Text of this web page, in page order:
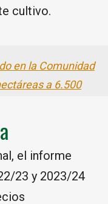
cultivo.
en la Comunidad
a 6.500
el informe
23 y 2023/24